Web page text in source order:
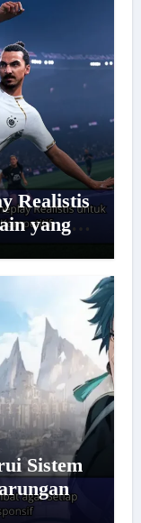
Realistis
yang
Sistem